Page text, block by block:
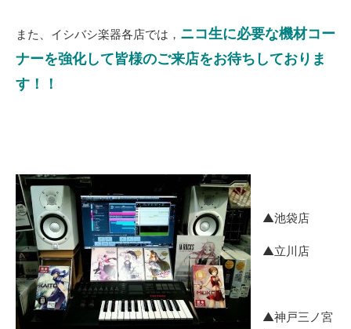
また、イシバシ楽器各店では， ニコ生に必要な機材コー
ナーを強化して皆様のご来店をお待ちしておりま
す！！
▲池袋店
▲立川店
▲神戸三ノ宮